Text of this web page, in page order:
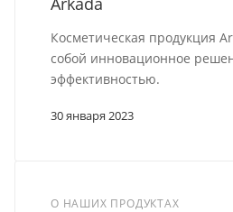
30 января 2023
Косметическая продукция
собой инновационное
эффективностью.
О НАШИХ ПРОДУКТАХ